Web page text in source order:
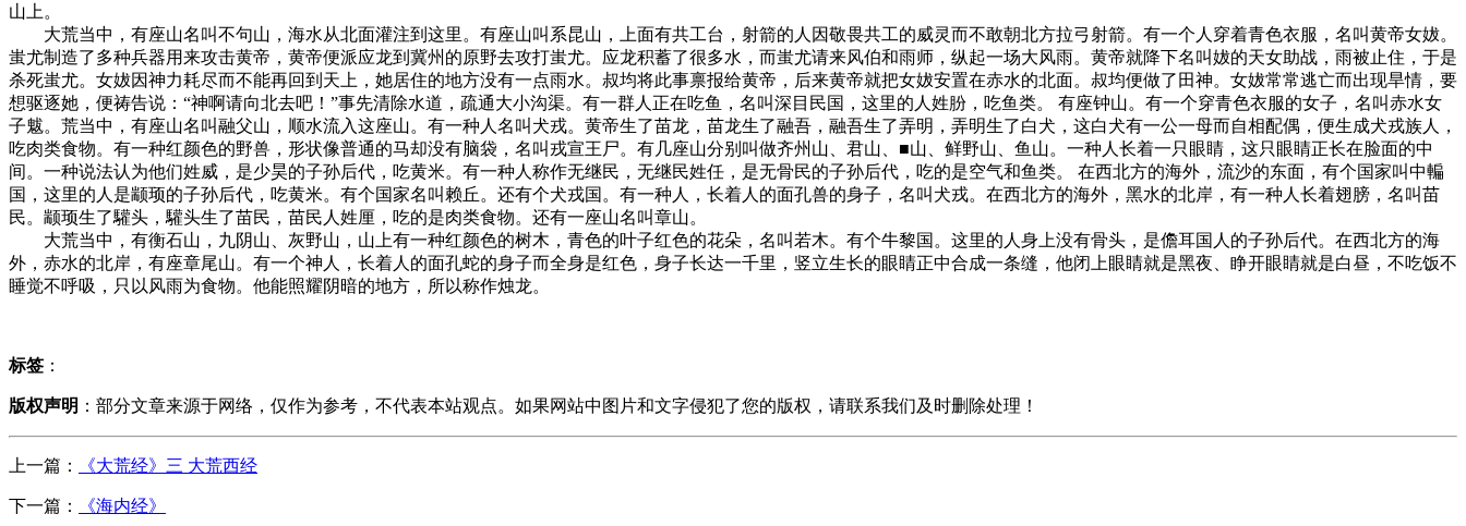
山上。
大荒当中，有座山名叫不句山，海水从北面灌注到这里。有座山叫系昆山，上面有共工台，射箭的人因敬畏共工的威灵而不敢朝北方拉弓射箭。有一个人穿着青色衣服，名叫黄帝女妭。
蚩尤制造了多种兵器用来攻击黄帝，黄帝便派应龙到冀州的原野去攻打蚩尤。应龙积蓄了很多水，而蚩尤请来风伯和雨师，纵起一场大风雨。黄帝就降下名叫妭的天女助战，雨被止住，于是
杀死蚩尤。女妭因神力耗尽而不能再回到天上，她居住的地方没有一点雨水。叔均将此事禀报给黄帝，后来黄帝就把女妭安置在赤水的北面。叔均便做了田神。女妭常常逃亡而出现旱情，要
想驱逐她，便祷告说：“神啊请向北去吧！”事先清除水道，疏通大小沟渠。有一群人正在吃鱼，名叫深目民国，这里的人姓朌，吃鱼类。 有座钟山。有一个穿青色衣服的女子，名叫赤水女
子魃。荒当中，有座山名叫融父山，顺水流入这座山。有一种人名叫犬戎。黄帝生了苗龙，苗龙生了融吾，融吾生了弄明，弄明生了白犬，这白犬有一公一母而自相配偶，便生成犬戎族人，
吃肉类食物。有一种红颜色的野兽，形状像普通的马却没有脑袋，名叫戎宣王尸。有几座山分别叫做齐州山、君山、■山、鲜野山、鱼山。一种人长着一只眼睛，这只眼睛正长在脸面的中
间。一种说法认为他们姓威，是少昊的子孙后代，吃黄米。有一种人称作无继民，无继民姓任，是无骨民的子孙后代，吃的是空气和鱼类。 在西北方的海外，流沙的东面，有个国家叫中䡢
国，这里的人是颛顼的子孙后代，吃黄米。有个国家名叫赖丘。还有个犬戎国。有一种人，长着人的面孔兽的身子，名叫犬戎。在西北方的海外，黑水的北岸，有一种人长着翅膀，名叫苗
民。颛顼生了驩头，驩头生了苗民，苗民人姓厘，吃的是肉类食物。还有一座山名叫章山。
大荒当中，有衡石山，九阴山、灰野山，山上有一种红颜色的树木，青色的叶子红色的花朵，名叫若木。有个牛黎国。这里的人身上没有骨头，是儋耳国人的子孙后代。在西北方的海
外，赤水的北岸，有座章尾山。有一个神人，长着人的面孔蛇的身子而全身是红色，身子长达一千里，竖立生长的眼睛正中合成一条缝，他闭上眼睛就是黑夜、睁开眼睛就是白昼，不吃饭不
睡觉不呼吸，只以风雨为食物。他能照耀阴暗的地方，所以称作烛龙。
标签 ：
版权声明 ：部分文章来源于网络，仅作为参考，不代表本站观点。如果网站中图片和文字侵犯了您的版权，请联系我们及时删除处理！
上一篇： 《大荒经》三 大荒西经
下一篇： 《海内经》